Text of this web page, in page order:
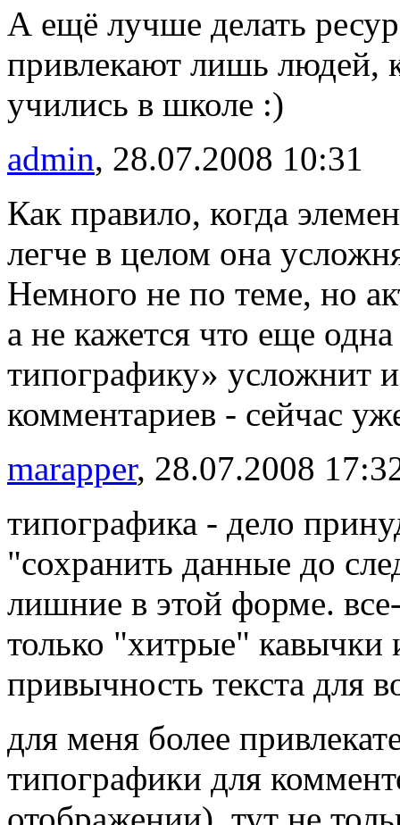
А ещё лучше делать
привлекают лишь людей,
учились в школе :)
admin, 28.07.2008 10:31
Как правило, когда
легче в целом она
Немного не по теме, но
а не кажется что еще
типографику» усложнит
комментариев - сейчас
marapper, 28.07.2008
типографика - дело
"сохранить данные до
лишние в этой форме.
только "хитрые" кавычки
привычность текста для
для меня более
типографики для